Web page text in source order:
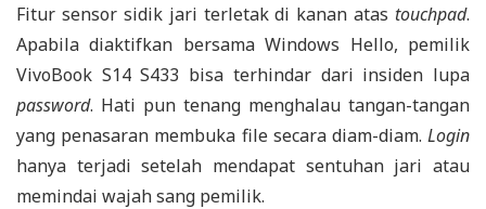
Fitur sensor sidik jari terletak di kanan atas touchpad.
Apabila diaktifkan bersama Windows Hello, pemilik
VivoBook S14 S433 bisa terhindar dari insiden lupa
password. Hati pun tenang menghalau tangan-tangan
yang penasaran membuka file secara diam-diam. Login
hanya terjadi setelah mendapat sentuhan jari atau
memindai wajah sang pemilik.